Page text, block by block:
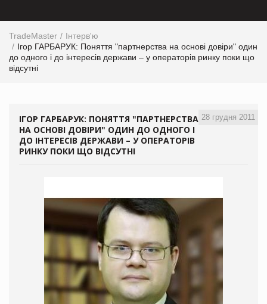
TradeMaster
Інтерв'ю
Ігор ГАРБАРУК: Поняття "партнерства на основі довіри" один
до одного і до інтересів держави – у операторів ринку поки що
відсутні
28 грудня 2011
ІГОР ГАРБАРУК: ПОНЯТТЯ "ПАРТНЕРСТВА
НА ОСНОВІ ДОВІРИ" ОДИН ДО ОДНОГО І
ДО ІНТЕРЕСІВ ДЕРЖАВИ – У ОПЕРАТОРІВ
РИНКУ ПОКИ ЩО ВІДСУТНІ